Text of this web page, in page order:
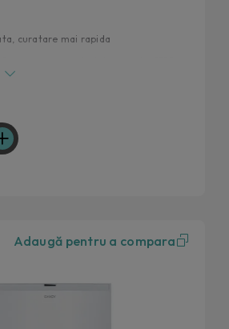
curatare mai rapida
temperaturii
hOn
Adaugă pentru a compara